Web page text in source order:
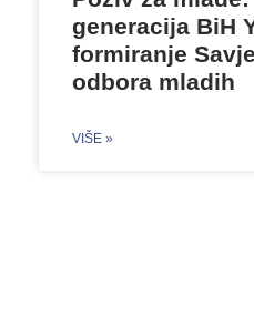
generacija BiH
formiranje
odbora mladih
VIŠE »